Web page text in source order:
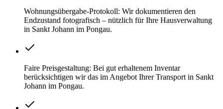
Wohnungsübergabe-Protokoll: Wir dokumentieren den
Endzustand fotografisch – nützlich für Ihre Hausverwaltung
in Sankt Johann im Pongau.
Faire Preisgestaltung: Bei gut erhaltenem Inventar
berücksichtigen wir das im Angebot Ihrer Transport in Sankt
Johann im Pongau.